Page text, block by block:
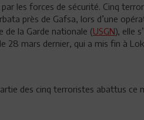
les forces de sécurité. Cinq
près de Gafsa, lors d’une
de la Garde nationale (USGN), elle
28 mars dernier, qui a mis fin à
des cinq terroristes abattus ce